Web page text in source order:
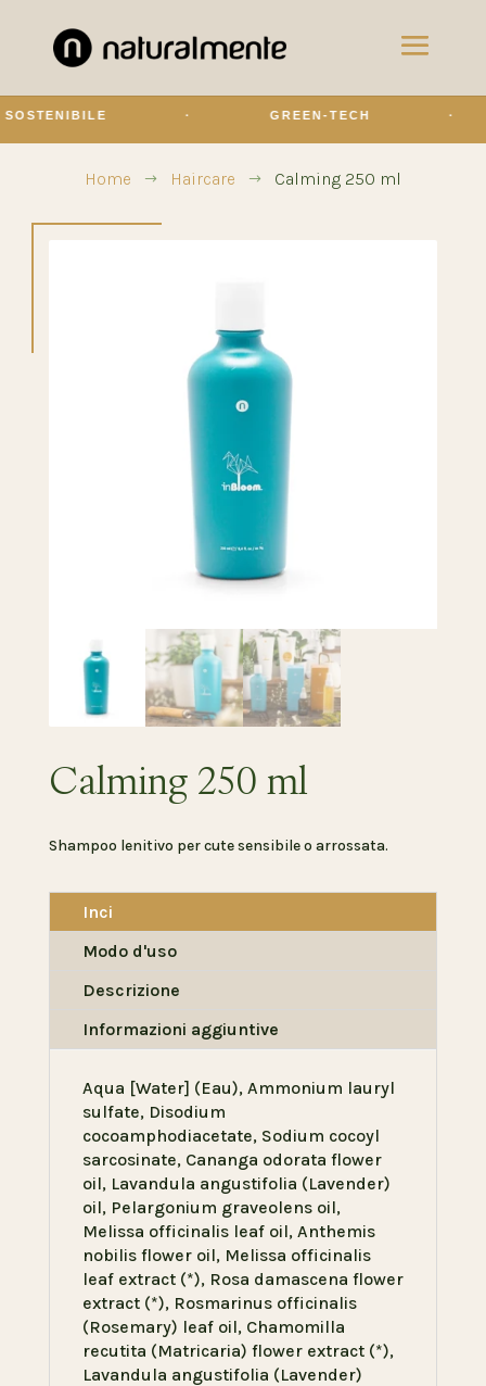
GREEN-TECH
Home $ Haircare $ Calming 250 ml
Calming 250 ml
Shampoo lenitivo per cute sensibile o arrossata.
Inci
Modo d'uso
Descrizione
Informazioni aggiuntive
Aqua [Water] (Eau), Ammonium lauryl
sulfate, Disodium
cocoamphodiacetate, Sodium cocoyl
sarcosinate, Cananga odorata flower
oil, Lavandula angustifolia (Lavender)
oil, Pelargonium graveolens oil,
Melissa officinalis leaf oil, Anthemis
nobilis flower oil, Melissa officinalis
leaf extract (*), Rosa damascena flower
extract (*), Rosmarinus officinalis
(Rosemary) leaf oil, Chamomilla
recutita (Matricaria) flower extract (*),
Lavandula angustifolia (Lavender)